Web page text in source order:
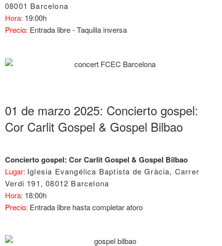
08001 Barcelona
Hora: 19:00h
Precio: Entrada libre - Taquilla inversa
01 de marzo 2025: Concierto gospel:
Cor Carlit Gospel & Gospel Bilbao
Concierto gospel: Cor Carlit Gospel & Gospel Bilbao
Lugar: Iglesia Evangélica Baptista de Gràcia, Carrer
Verdi 191, 08012 Barcelona
Hora: 18:00h
Precio: Entrada libre hasta completar aforo